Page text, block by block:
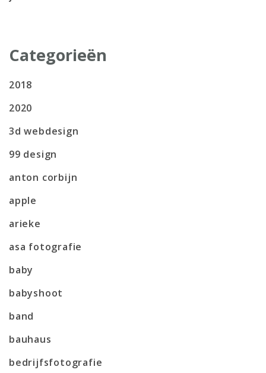
Categorieën
2018
2020
3d webdesign
99 design
anton corbijn
apple
arieke
asa fotografie
baby
babyshoot
band
bauhaus
bedrijfsfotografie